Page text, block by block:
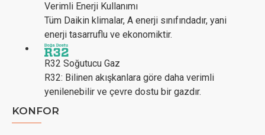
Verimli Enerji Kullanımı
Tüm Daikin klimalar, A enerji sınıfındadır, yani
enerji tasarruflu ve ekonomiktir.
R32 Soğutucu Gaz
R32: Bilinen akışkanlara göre daha verimli
yenilenebilir ve çevre dostu bir gazdır.
KONFOR